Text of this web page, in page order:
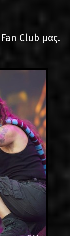
Fan Club μας.